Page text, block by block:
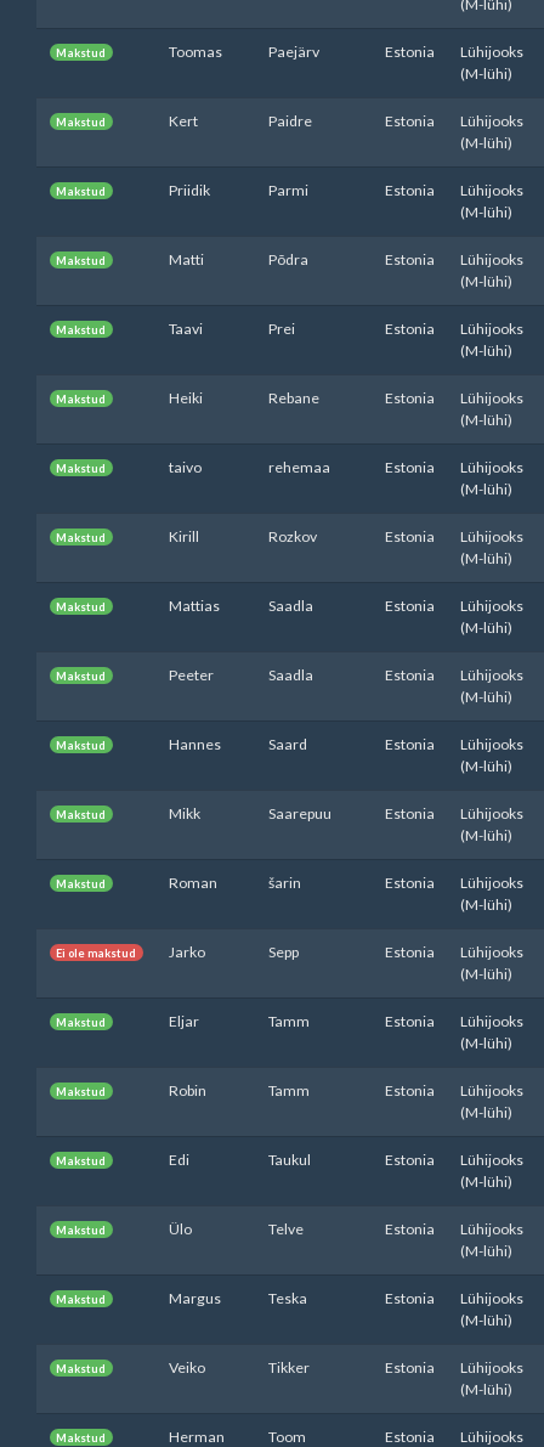
(M-lühi)
Makstud Toomas Paejärv Estonia
Lühijooks
(M-lühi)
Makstud Kert Paidre Estonia
Lühijooks
(M-lühi)
Makstud Priidik Parmi Estonia
Lühijooks
(M-lühi)
Makstud Matti Põdra Estonia
Lühijooks
(M-lühi)
Makstud Taavi Prei Estonia
Lühijooks
(M-lühi)
Makstud Heiki Rebane Estonia
Lühijooks
(M-lühi)
Makstud taivo rehemaa Estonia
Lühijooks
(M-lühi)
Makstud Kirill Rozkov Estonia
Lühijooks
(M-lühi)
Makstud Mattias Saadla Estonia
Lühijooks
(M-lühi)
Makstud Peeter Saadla Estonia
Lühijooks
(M-lühi)
Makstud Hannes Saard Estonia
Lühijooks
(M-lühi)
Makstud Mikk Saarepuu Estonia
Lühijooks
(M-lühi)
Makstud Roman šarin Estonia
Lühijooks
(M-lühi)
Ei ole makstud Jarko Sepp Estonia
Lühijooks
(M-lühi)
Makstud Eljar Tamm Estonia
Lühijooks
(M-lühi)
Makstud Robin Tamm Estonia
Lühijooks
(M-lühi)
Makstud Edi Taukul Estonia
Lühijooks
(M-lühi)
Makstud Ülo Telve Estonia
Lühijooks
(M-lühi)
Makstud Margus Teska Estonia
Lühijooks
(M-lühi)
Makstud Veiko Tikker Estonia
Lühijooks
(M-lühi)
Makstud Herman Toom Estonia
Lühijooks